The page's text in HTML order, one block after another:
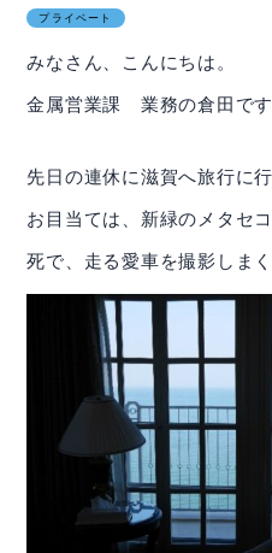
運輸事業
IR情報
プライベート
みなさん、こんにちは。
金属営業課 業務の倉田です
先日の連休に滋賀へ旅行に
お目当ては、新緑のメタセ
死で、走る愛車を撮影しま